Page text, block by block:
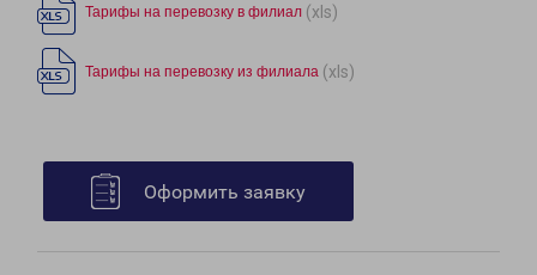
Тарифы на перевозку в филиал (xls)
Тарифы на перевозку из филиала (xls)
Оформить заявку